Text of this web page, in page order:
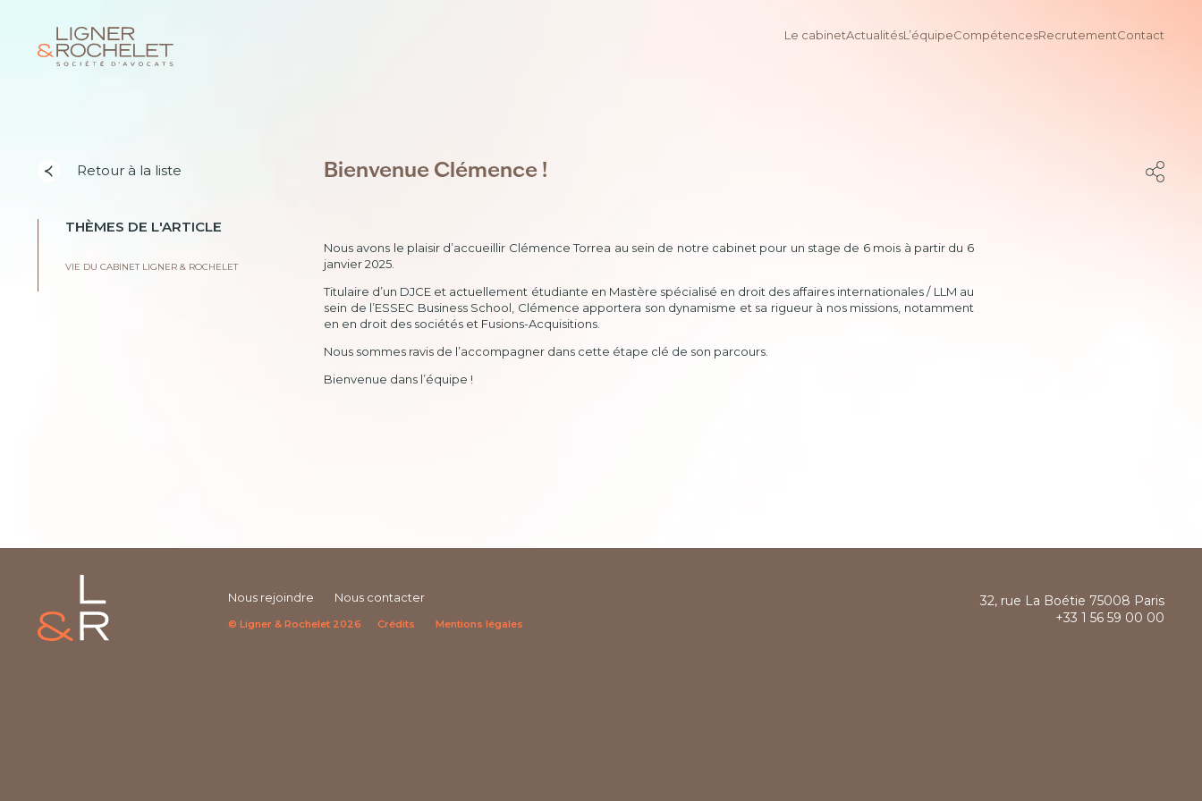
Le cabinetActualitésL’équipeCompétencesRecrutementContact
Bienvenue Clémence !
Nous avons le plaisir d’accueillir Clémence Torrea au sein de notre cabinet pour un stage de 6 mois à partir du 6
janvier 2025.
Titulaire d’un DJCE et actuellement étudiante en Mastère spécialisé en droit des affaires internationales / LLM au
sein de l’ESSEC Business School, Clémence apportera son dynamisme et sa rigueur à nos missions, notamment
en en droit des sociétés et Fusions-Acquisitions.
Nous sommes ravis de l’accompagner dans cette étape clé de son parcours.
Bienvenue dans l’équipe !
Retour à la liste
THÈMES DE L'ARTICLE
VIE DU CABINET LIGNER & ROCHELET
Nous rejoindre Nous contacter
© Ligner & Rochelet 2026 Crédits Mentions légales
32, rue La Boétie 75008 Paris
+33 1 56 59 00 00